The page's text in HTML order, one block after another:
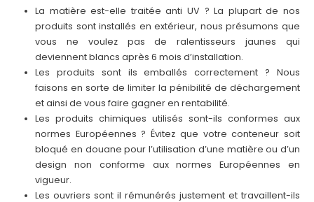
La matière est-elle traitée anti UV ? La plupart de nos
produits sont installés en extérieur, nous présumons que
vous ne voulez pas de ralentisseurs jaunes qui
deviennent blancs après 6 mois d’installation.
Les produits sont ils emballés correctement ? Nous
faisons en sorte de limiter la pénibilité de déchargement
et ainsi de vous faire gagner en rentabilité.
Les produits chimiques utilisés sont-ils conformes aux
normes Européennes ? Évitez que votre conteneur soit
bloqué en douane pour l’utilisation d’une matière ou d’un
design non conforme aux normes Européennes en
vigueur.
Les ouvriers sont il rémunérés justement et travaillent-ils